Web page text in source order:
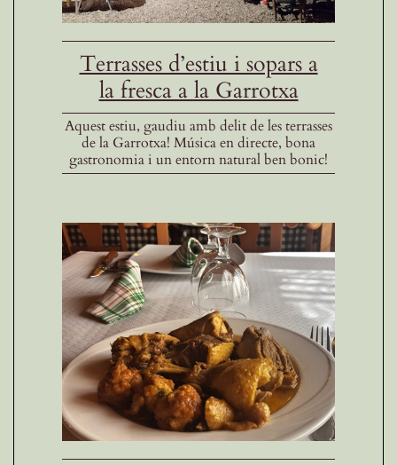
Terrasses d’estiu i sopars a
la fresca a la Garrotxa
Aquest estiu, gaudiu amb delit de les terrasses
de la Garrotxa! Música en directe, bona
gastronomia i un entorn natural ben bonic!